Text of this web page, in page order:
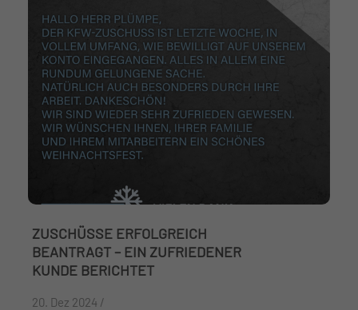
ZUSCHÜSSE ERFOLGREICH
BEANTRAGT – EIN ZUFRIEDENER
KUNDE BERICHTET
20. Dez 2024 /